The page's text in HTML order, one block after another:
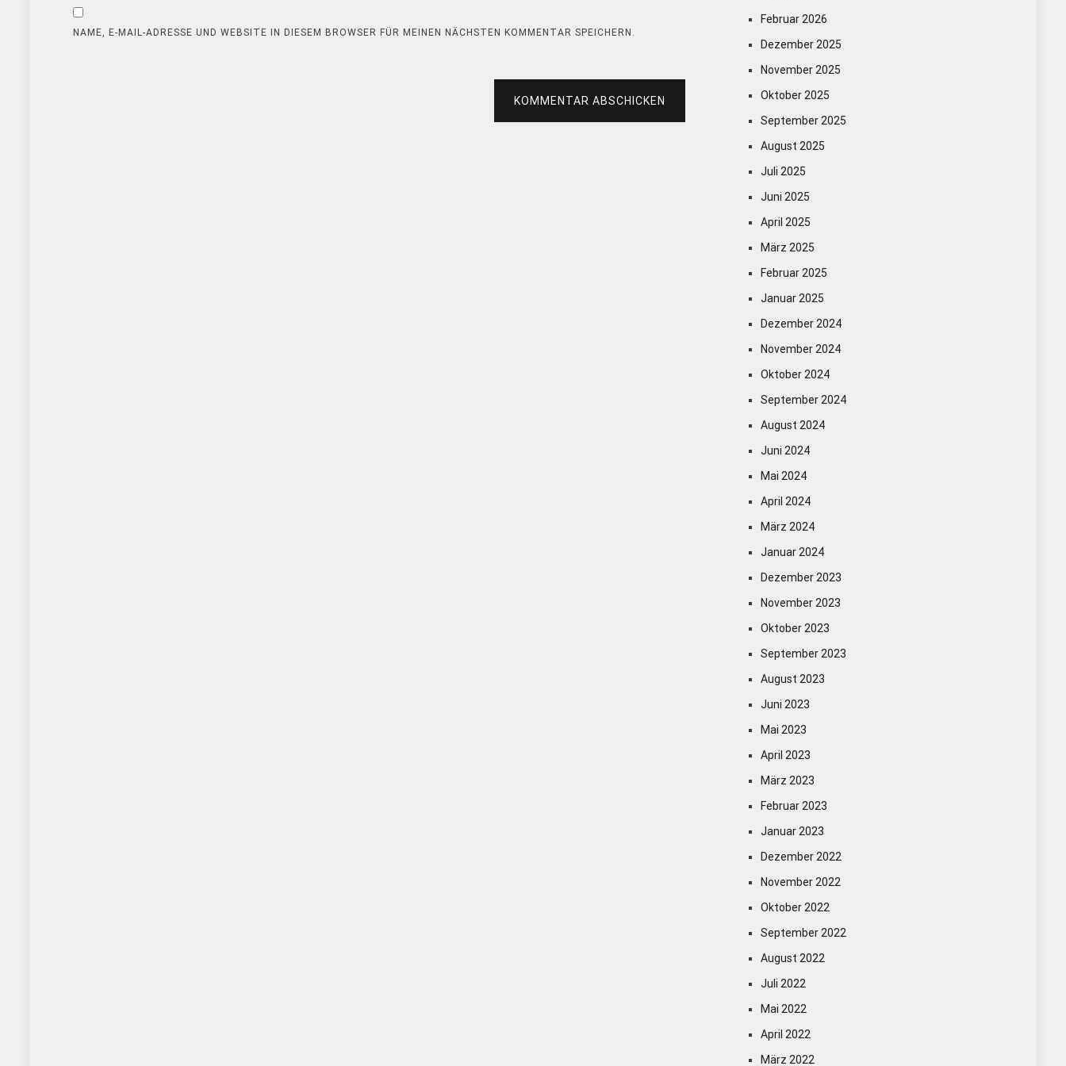
NAME, E-MAIL-ADRESSE UND WEBSITE IN DIESEM BROWSER FÜR MEINEN NÄCHSTEN KOMMENTAR SPEICHERN.
KOMMENTAR ABSCHICKEN
Februar 2026
Dezember 2025
November 2025
Oktober 2025
September 2025
August 2025
Juli 2025
Juni 2025
April 2025
März 2025
Februar 2025
Januar 2025
Dezember 2024
November 2024
Oktober 2024
September 2024
August 2024
Juni 2024
Mai 2024
April 2024
März 2024
Januar 2024
Dezember 2023
November 2023
Oktober 2023
September 2023
August 2023
Juni 2023
Mai 2023
April 2023
März 2023
Februar 2023
Januar 2023
Dezember 2022
November 2022
Oktober 2022
September 2022
August 2022
Juli 2022
Mai 2022
April 2022
März 2022